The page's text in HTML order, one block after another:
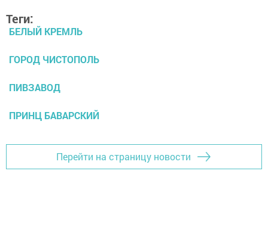
Теги:
БЕЛЫЙ КРЕМЛЬ
ГОРОД ЧИСТОПОЛЬ
ПИВЗАВОД
ПРИНЦ БАВАРСКИЙ
Перейти на страницу новости